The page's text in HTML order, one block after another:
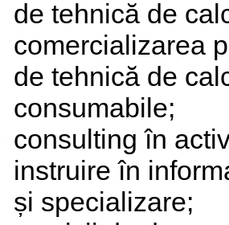
de tehnică de
comercializarea
de tehnică de
consumabile;
consulting în
instruire în
și specializare;